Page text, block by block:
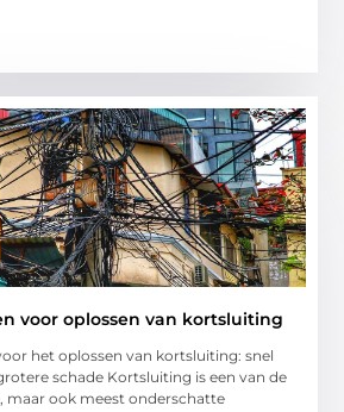
voor oplossen van kortsluiting
het oplossen van kortsluiting: snel
schade Kortsluiting is een van de
maar ook meest onderschatte